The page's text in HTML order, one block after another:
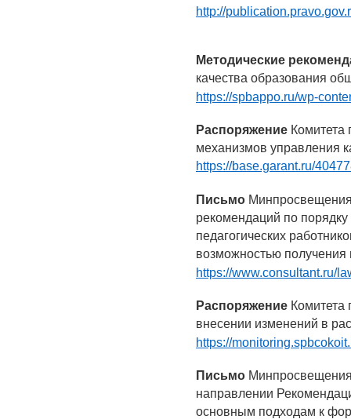
http://
Методические
качества образования
https://spbappo.ru/wp-
Распоряжение
механизмов управления
https://base.garant.ru/
Письмо
рекомендаций по
педагогических
возможностью получения
https://www.consultant.ru/
Распоряжение
внесении изменений в
https://
Письмо
направлении
основным подходам к